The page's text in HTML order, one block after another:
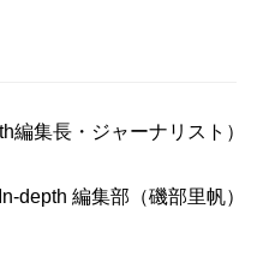
編集長・ジャーナリスト）
depth 編集部（磯部里帆）